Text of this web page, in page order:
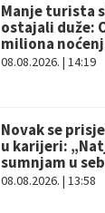
Manje turista
ostajali duže:
miliona
08.08.2026. | 14:19
Novak se
u karijeri:
sumnjam u
08.08.2026. | 13:58